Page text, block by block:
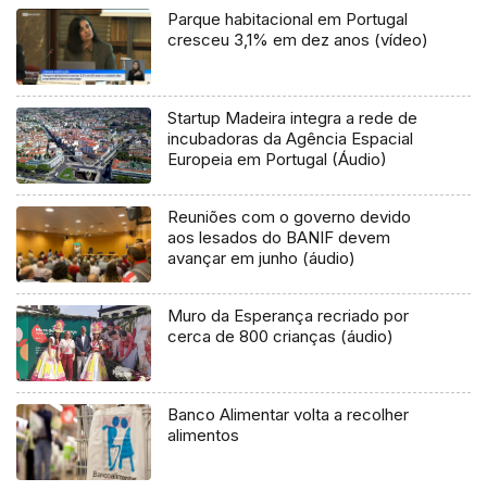
Parque habitacional em Portugal
cresceu 3,1% em dez anos (vídeo)
Startup Madeira integra a rede de
incubadoras da Agência Espacial
Europeia em Portugal (Áudio)
Reuniões com o governo devido
aos lesados do BANIF devem
avançar em junho (áudio)
Muro da Esperança recriado por
cerca de 800 crianças (áudio)
Banco Alimentar volta a recolher
alimentos